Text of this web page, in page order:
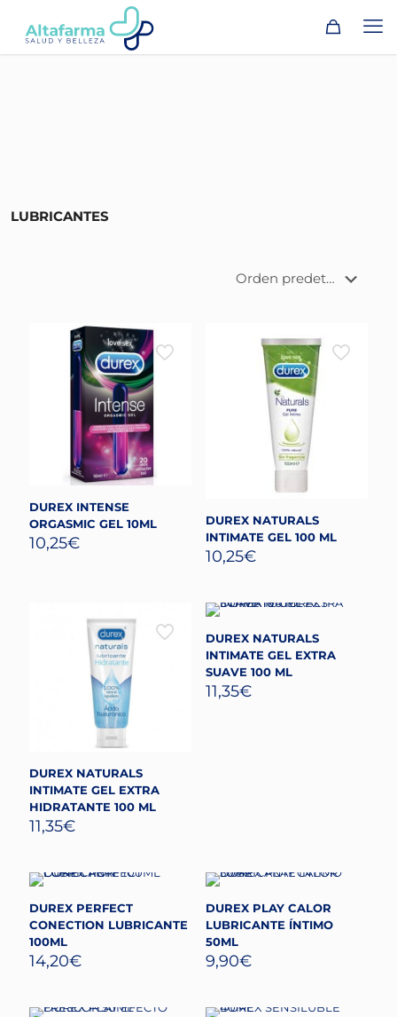
LUBRICANTES
DUREX INTENSE
ORGASMIC GEL 10ML
10,25€
DUREX NATURALS
INTIMATE GEL 100 ML
10,25€
DUREX NATURALS
INTIMATE GEL EXTRA
HIDRATANTE 100 ML
11,35€
DUREX NATURALS
INTIMATE GEL EXTRA
SUAVE 100 ML
11,35€
DUREX PERFECT
CONECTION LUBRICANTE
100ML
14,20€
DUREX PLAY CALOR
LUBRICANTE ÍNTIMO
50ML
9,90€